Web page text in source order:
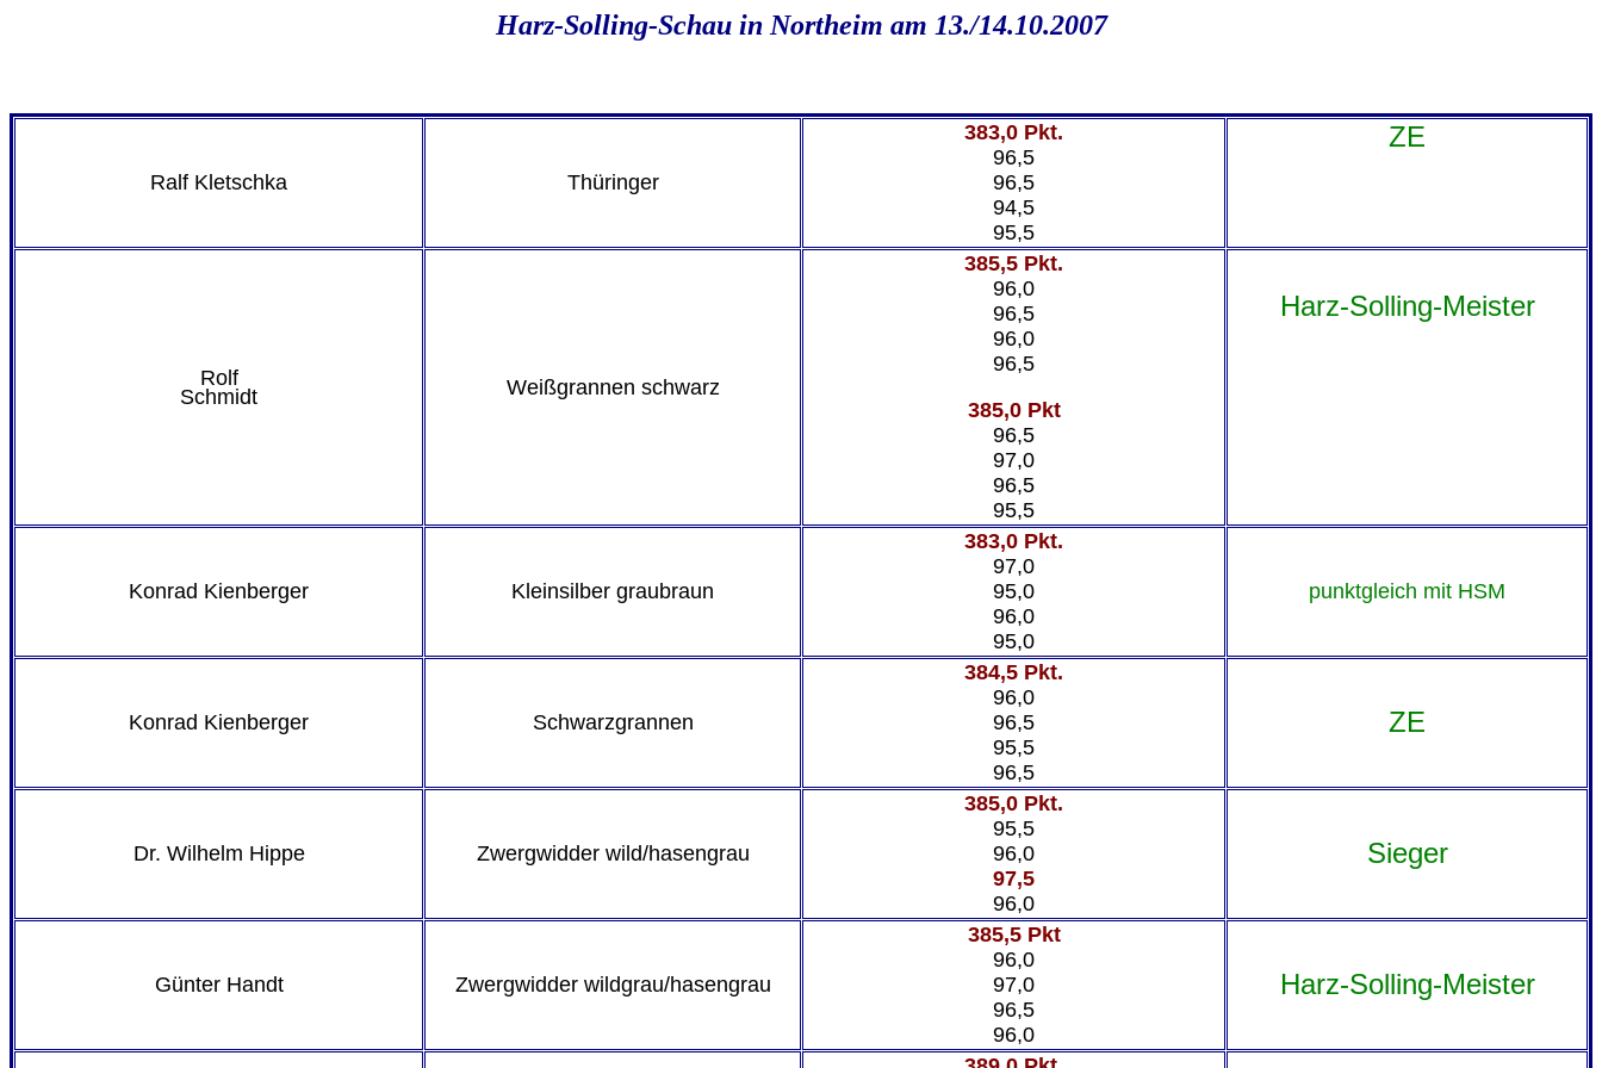
Harz-Solling-Schau in Northeim am 13./14.10.2007
Ralf Kletschka Thüringer
383,0 Pkt.
96,5
96,5
94,5
95,5
ZE
Rolf
Schmidt
Weißgrannen schwarz
385,5 Pkt.
96,0
96,5
96,0
96,5
385,0 Pkt
96,5
97,0
96,5
95,5
Harz-Solling-Meister
Konrad Kienberger Kleinsilber graubraun
383,0 Pkt.
97,0
95,0
96,0
95,0
punktgleich mit HSM
Konrad Kienberger Schwarzgrannen
384,5 Pkt.
96,0
96,5
95,5
96,5
ZE
Dr. Wilhelm Hippe Zwergwidder wild/hasengrau
385,0 Pkt.
95,5
96,0
97,5
96,0
Sieger
Günter Handt Zwergwidder wildgrau/hasengrau
385,5 Pkt
96,0
97,0
96,5
96,0
Harz-Solling-Meister